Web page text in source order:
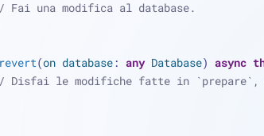
Fai una modifica al database.
revert(on database: any Database) async
Disfai le modifiche fatte in `prepare`,